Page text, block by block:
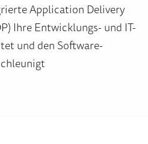
Application Delivery
Ihre Entwicklungs- und IT-
und den Software-